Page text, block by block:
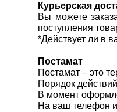
Курьерская
Вы можете
поступления
*Действует ли в
Постамат
Постамат – это
Порядок
В момент
На ваш телефон